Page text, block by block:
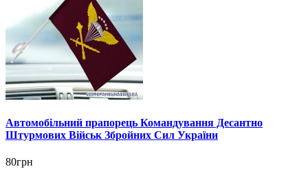
Автомобільний прапорець Командування Десантно
Штурмових Військ Збройних Сил України
80грн